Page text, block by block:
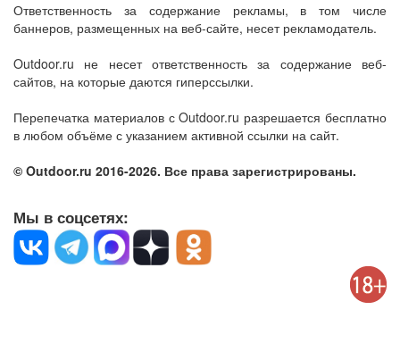
Ответственность за содержание рекламы, в том числе
баннеров, размещенных на веб-сайте, несет рекламодатель.
Outdoor.ru не несет ответственность за содержание веб-
сайтов, на которые даются гиперссылки.
Перепечатка материалов с Outdoor.ru разрешается бесплатно
в любом объёме с указанием активной ссылки на сайт.
© Outdoor.ru 2016-2026. Все права зарегистрированы.
Мы в соцсетях: